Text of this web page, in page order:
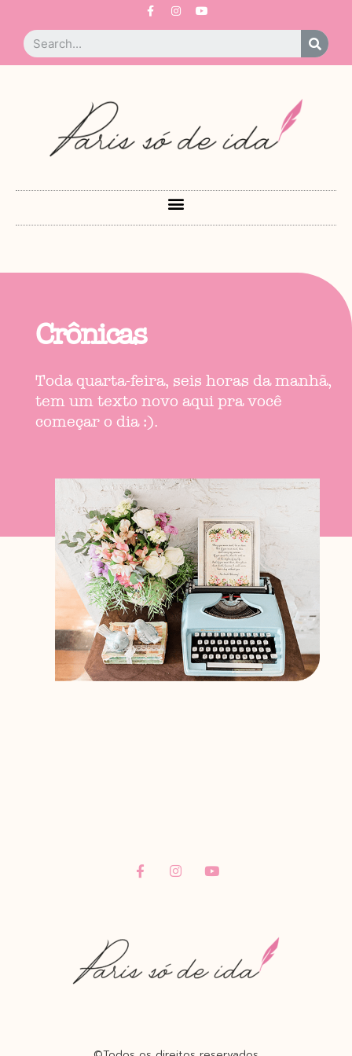
Crônicas
Toda quarta-feira, seis horas da manhã,
tem um texto novo aqui pra você
começar o dia :).